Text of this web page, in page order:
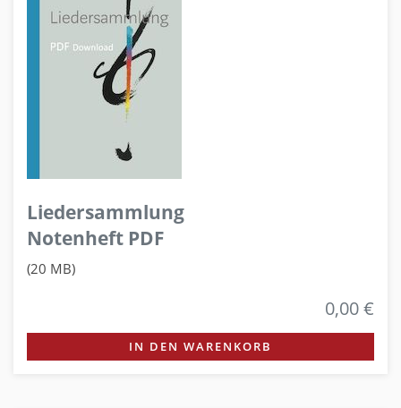
Liedersammlung
Notenheft PDF
(20 MB)
0,00 €
IN DEN WARENKORB